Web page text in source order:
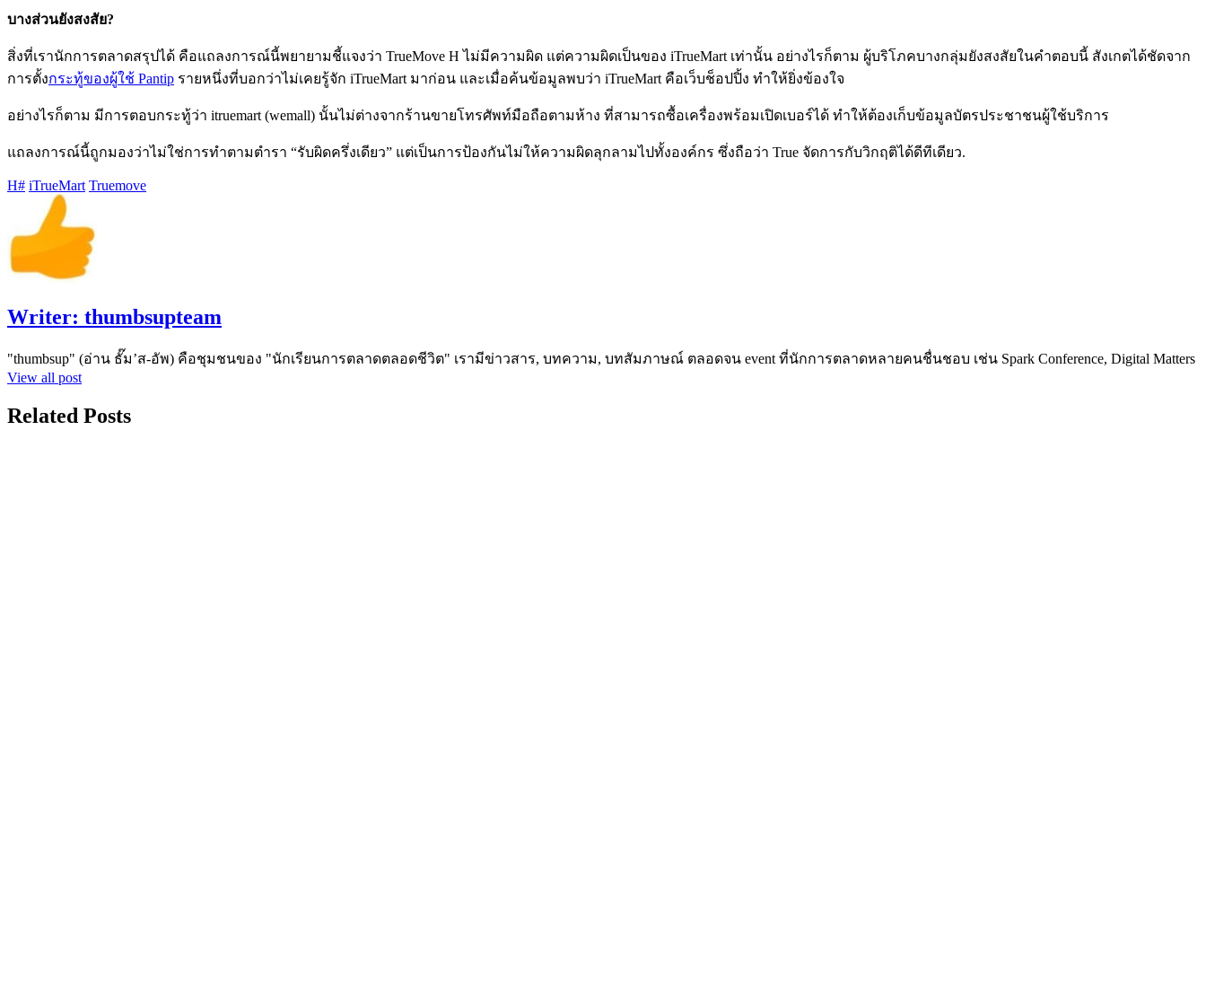
บางส่วนยังสงสัย?
สิ่งที่เรานักการตลาดสรุปได้ คือแถลงการณ์นี้พยายามชี้แจงว่า TrueMove H ไม่มีความผิด แต่ความผิดเป็นของ iTrueMart เท่านั้น อย่างไรก็ตาม ผู้บริโภคบางกลุ่มยังสงสัยในคำตอบนี้ สังเกตได้ชัดจาก
การตั้งกระทู้ของผู้ใช้ Pantip รายหนึ่งที่บอกว่าไม่เคยรู้จัก iTrueMart มาก่อน และเมื่อค้นข้อมูลพบว่า iTrueMart คือเว็บช็อปปิ้ง ทำให้ยิ่งข้องใจ
อย่างไรก็ตาม มีการตอบกระทู้ว่า itruemart (wemall) นั้นไม่ต่างจากร้านขายโทรศัพท์มือถือตามห้าง ที่สามารถซื้อเครื่องพร้อมเปิดเบอร์ได้ ทำให้ต้องเก็บข้อมูลบัตรประชาชนผู้ใช้บริการ
แถลงการณ์นี้ถูกมองว่าไม่ใช่การทำตามตำรา “รับผิดครึ่งเดียว” แต่เป็นการป้องกันไม่ให้ความผิดลุกลามไปทั้งองค์กร ซึ่งถือว่า True จัดการกับวิกฤติได้ดีทีเดียว.
H# iTrueMart Truemove
Writer: thumbsupteam
"thumbsup" (อ่าน ธั๊ม’ส-อัพ) คือชุมชนของ "นักเรียนการตลาดตลอดชีวิต" เรามีข่าวสาร, บทความ, บทสัมภาษณ์ ตลอดจน event ที่นักการตลาดหลายคนชื่นชอบ เช่น Spark Conference, Digital Matters
View all post
Related Posts